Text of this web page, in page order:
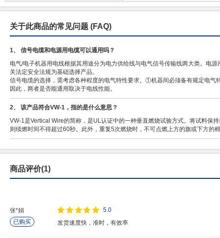
关于此商品的常见问题 (FAQ)
1、 信号电缆和电源用电缆可以通用吗？
电气/电子机器用电线根据其用途分为电力供给线与电气信号传输线两大类。电
关法定安全法规为基础选择产品。
信号电缆的选择，需考虑各种程度的电气特性要求。①机器间必须备有规定电
因此，两者是否能通用取决于电线性能。
2、 该产品符合VW-1，指的是什么意思？
VW-1是Vertical Wire的简称，是UL认证中的一种垂直燃烧试验方式。将试料保
则续燃时间不得超过60秒。此外，重复5次燃烧时，不可点燃上方的旗或下方的
商品评价(1)
张*娟
已购买
5.0
发货速度快，准时，有效率